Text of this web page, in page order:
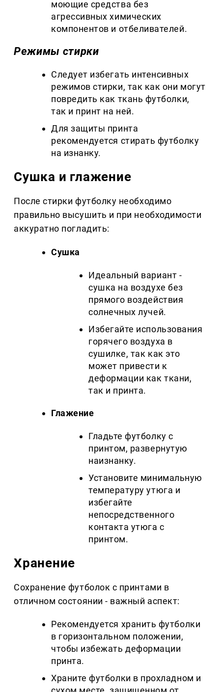
моющие средства без
агрессивных химических
компонентов и отбеливателей.
Режимы стирки
Следует избегать интенсивных
режимов стирки, так как они могут
повредить как ткань футболки,
так и принт на ней.
Для защиты принта
рекомендуется стирать футболку
на изнанку.
Сушка и глажение
После стирки футболку необходимо
правильно высушить и при необходимости
аккуратно погладить:
Сушка
Идеальный вариант -
сушка на воздухе без
прямого воздействия
солнечных лучей.
Избегайте использования
горячего воздуха в
сушилке, так как это
может привести к
деформации как ткани,
так и принта.
Глажение
Гладьте футболку с
принтом, развернутую
наизнанку.
Установите минимальную
температуру утюга и
избегайте
непосредственного
контакта утюга с
принтом.
Хранение
Сохранение футболок с принтами в
отличном состоянии - важный аспект:
Рекомендуется хранить футболки
в горизонтальном положении,
чтобы избежать деформации
принта.
Храните футболки в прохладном и